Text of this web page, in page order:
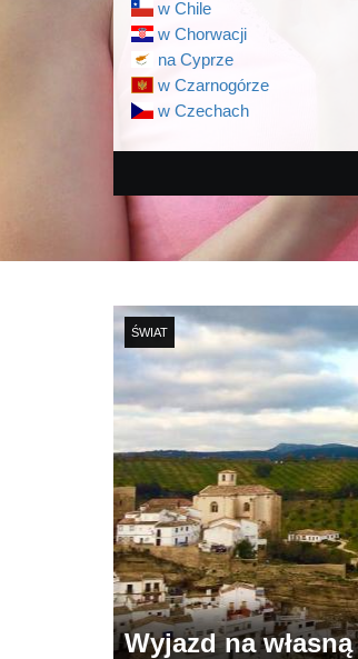
w Chile
w Chorwacji
na Cyprze
w Czarnogórze
w Czechach
ŚWIAT
Wyjazd na